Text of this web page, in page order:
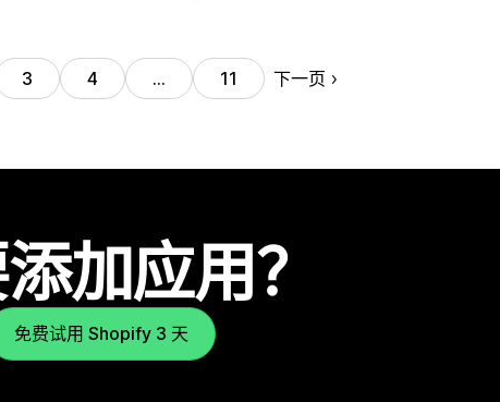
3 4 … 11 下一页
加应用？
免费试用 Shopify 3 天